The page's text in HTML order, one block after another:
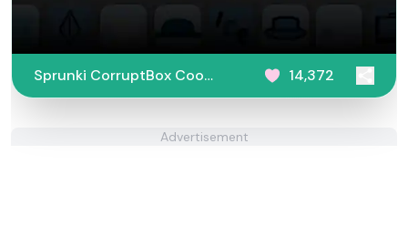
Sprunki CorruptBox Cool
As Ice
14,372
Advertisement